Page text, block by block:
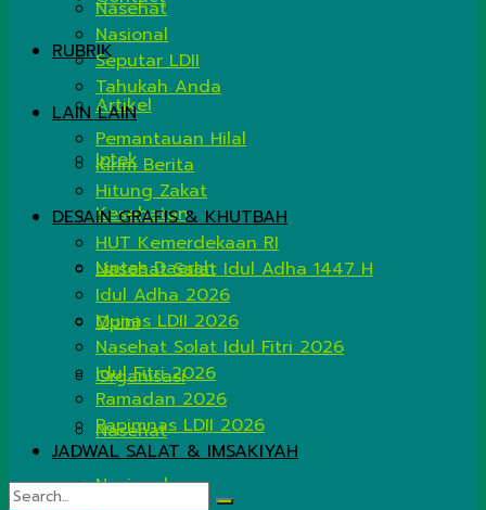
RUBRIK
Artikel
Iptek
Kesehatan
Lintas Daerah
Opini
Organisasi
Nasehat
Nasional
Nasehat
Nasional
Seputar LDII
Tahukah Anda
LAIN LAIN
Pemantauan Hilal
Kirim Berita
Hitung Zakat
DESAIN GRAFIS & KHUTBAH
HUT Kemerdekaan RI
Nasehat Salat Idul Adha 1447 H
Idul Adha 2026
Munas LDII 2026
Nasehat Solat Idul Fitri 2026
Idul Fitri 2026
Ramadan 2026
Rapimnas LDII 2026
JADWAL SALAT & IMSAKIYAH